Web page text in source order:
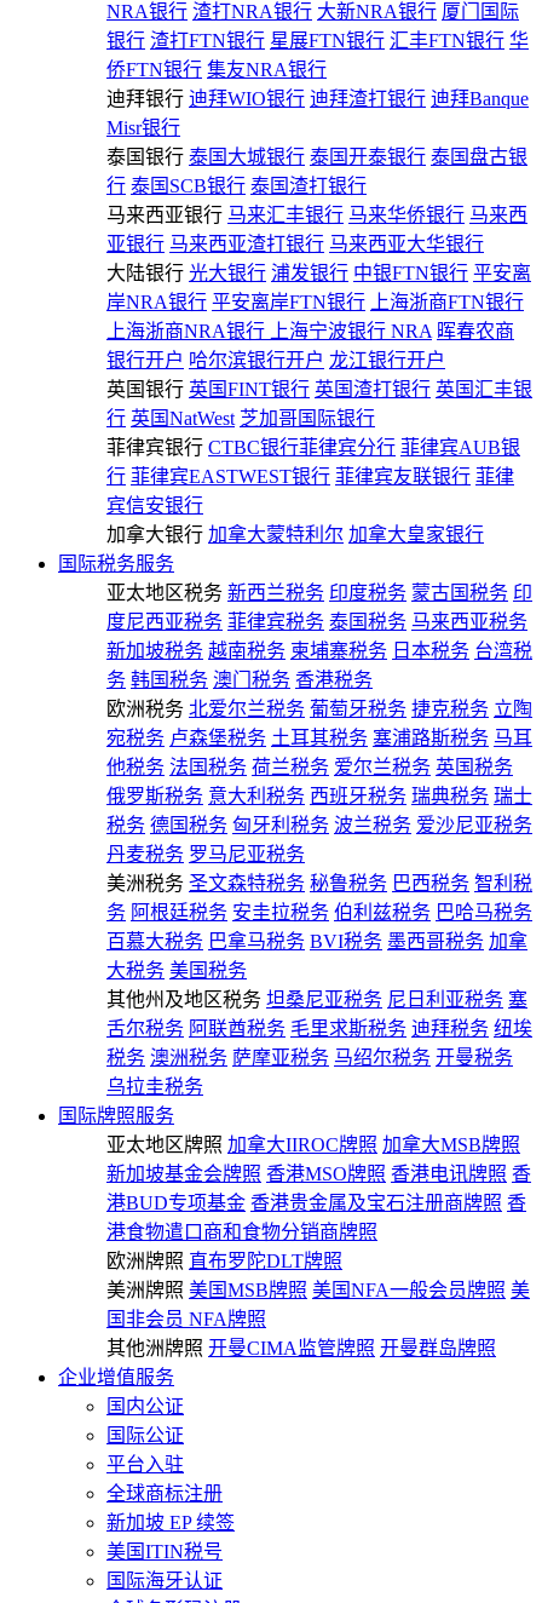
NRA银行 渣打NRA银行 大新NRA银行 厦门国际
银行 渣打FTN银行 星展FTN银行 汇丰FTN银行 华
侨FTN银行 集友NRA银行
迪拜银行 迪拜WIO银行 迪拜渣打银行 迪拜Banque
Misr银行
泰国银行 泰国大城银行 泰国开泰银行 泰国盘古银
行 泰国SCB银行 泰国渣打银行
马来西亚银行 马来汇丰银行 马来华侨银行 马来西
亚银行 马来西亚渣打银行 马来西亚大华银行
大陆银行 光大银行 浦发银行 中银FTN银行 平安离
岸NRA银行 平安离岸FTN银行
上海浙商FTN银行
上海浙商NRA银行
上海宁波银行 NRA 晖春农商
银行开户 哈尔滨银行开户 龙江银行开户
英国银行 英国FINT银行 英国渣打银行 英国汇丰银
行 英国NatWest 芝加哥国际银行
菲律宾银行 CTBC银行菲律宾分行 菲律宾AUB银
行 菲律宾EASTWEST银行 菲律宾友联银行 菲律
宾信安银行
加拿大银行 加拿大蒙特利尔 加拿大皇家银行
国际税务服务
亚太地区税务 新西兰税务 印度税务 蒙古国税务 印
度尼西亚税务 菲律宾税务 泰国税务 马来西亚税务
新加坡税务 越南税务 柬埔寨税务 日本税务 台湾税
务 韩国税务 澳门税务 香港税务
欧洲税务 北爱尔兰税务 葡萄牙税务 捷克税务 立陶
宛税务 卢森堡税务 土耳其税务 塞浦路斯税务 马耳
他税务 法国税务 荷兰税务 爱尔兰税务 英国税务
俄罗斯税务 意大利税务 西班牙税务 瑞典税务 瑞士
税务 德国税务 匈牙利税务 波兰税务 爱沙尼亚税务
丹麦税务 罗马尼亚税务
美洲税务 圣文森特税务 秘鲁税务 巴西税务 智利税
务 阿根廷税务 安圭拉税务 伯利兹税务 巴哈马税务
百慕大税务 巴拿马税务 BVI税务 墨西哥税务 加拿
大税务 美国税务
其他州及地区税务 坦桑尼亚税务 尼日利亚税务 塞
舌尔税务 阿联酋税务 毛里求斯税务 迪拜税务 纽埃
税务 澳洲税务 萨摩亚税务 马绍尔税务 开曼税务
乌拉圭税务
国际牌照服务
亚太地区牌照 加拿大IIROC牌照 加拿大MSB牌照
新加坡基金会牌照 香港MSO牌照 香港电讯牌照 香
港BUD专项基金 香港贵金属及宝石注册商牌照 香
港食物遣口商和食物分销商牌照
欧洲牌照 直布罗陀DLT牌照
美洲牌照 美国MSB牌照 美国NFA一般会员牌照 美
国非会员 NFA牌照
其他洲牌照 开曼CIMA监管牌照 开曼群岛牌照
企业增值服务
国内公证
国际公证
平台入驻
全球商标注册
新加坡 EP 续签
美国ITIN税号
国际海牙认证